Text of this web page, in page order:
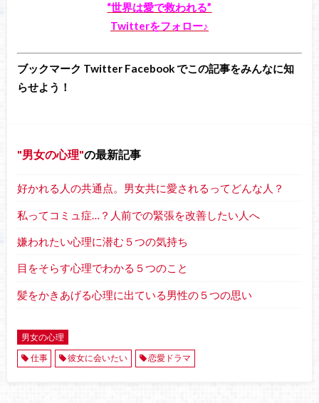
“世界は愛で救われる”
Twitterをフォロー♪
ブックマーク Twitter Facebook でこの記事をみんなに知
らせよう！
男女の心理 の最新記事
好かれる人の共通点。男女共に愛されるってどんな人？
私ってコミュ症…？人前での緊張を改善したい人へ
嫌われたい心理に潜む５つの気持ち
目をそらす心理でわかる５つのこと
髪をかきあげる心理に出ている男性の５つの思い
男女の心理
仕事
彼女に会いたい 恋愛ドラマ